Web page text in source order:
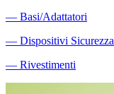
― Basi/Adattatori
― Dispositivi Sicurezza
― Rivestimenti